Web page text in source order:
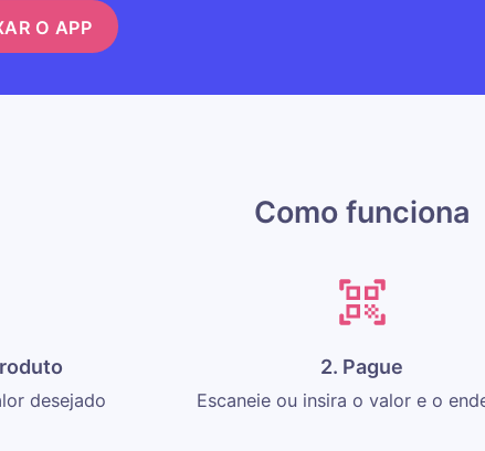
O APP
Como funciona
desejado
2. Pague
Escaneie ou insira o valor e o